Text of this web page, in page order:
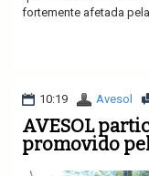
fortemente afetada pela
10:19 Avesol
AVESOL
promovido